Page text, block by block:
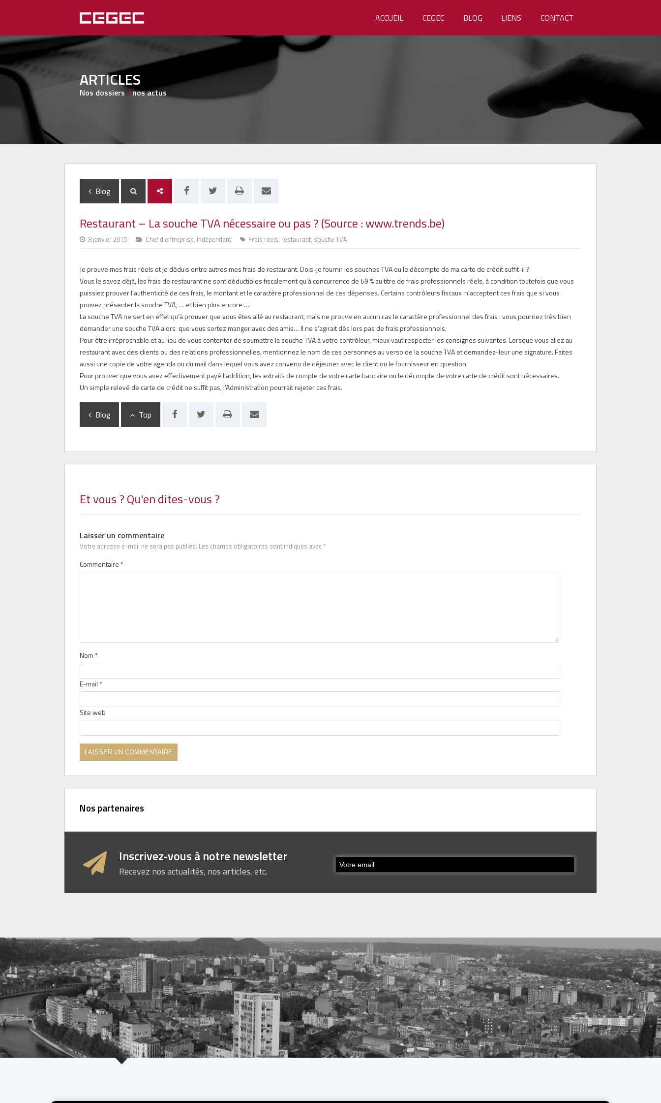
ACCUEIL CEGEC BLOG LIENS CONTACT
ARTICLES
Nos dossiers/nos actus
Blog
Restaurant – La souche TVA nécessaire ou pas ? (Source : www.trends.be)
8 janvier 2015 Chef d'entreprise, Indépendant Frais réels, restaurant, souche TVA
Je prouve mes frais réels et je déduis entre autres mes frais de restaurant. Dois-je fournir les souches TVA ou le décompte de ma carte de crédit suffit-il ?
Vous le savez déjà, les frais de restaurant ne sont déductibles fiscalement qu’à concurrence de 69 % au titre de frais professionnels réels, à condition toutefois que vous
puissiez prouver l’authenticité de ces frais, le montant et le caractère professionnel de ces dépenses. Certains contrôleurs fiscaux n’acceptent ces frais que si vous
pouvez présenter la souche TVA, … et bien plus encore …
La souche TVA ne sert en effet qu’à prouver que vous êtes allé au restaurant, mais ne prouve en aucun cas le caractère professionnel des frais : vous pourriez très bien
demander une souche TVA alors que vous sortez manger avec des amis… Il ne s’agirait dès lors pas de frais professionnels.
Pour être irréprochable et au lieu de vous contenter de soumettre la souche TVA à votre contrôleur, mieux vaut respecter les consignes suivantes. Lorsque vous allez au
restaurant avec des clients ou des relations professionnelles, mentionnez le nom de ces personnes au verso de la souche TVA et demandez-leur une signature. Faites
aussi une copie de votre agenda ou du mail dans lequel vous avez convenu de déjeuner avec le client ou le fournisseur en question.
Pour prouver que vous avez effectivement payé l’addition, les extraits de compte de votre carte bancaire ou le décompte de votre carte de crédit sont nécessaires.
Un simple relevé de carte de crédit ne suffit pas, l’Administration pourrait rejeter ces frais.
Blog Top
Et vous ? Qu'en dites-vous ?
Laisser un commentaire
Votre adresse e-mail ne sera pas publiée. Les champs obligatoires sont indiqués avec *
Commentaire *
Nom *
E-mail *
Site web
Nos partenaires
Inscrivez-vous à notre newsletter
Recevez nos actualités, nos articles, etc.